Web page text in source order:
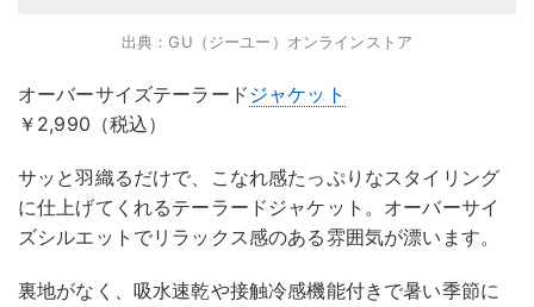
出典：GU（ジーユー）オンラインストア
オーバーサイズテーラード ジャケット
￥2,990（税込）
サッと羽織るだけで、こなれ感たっぷりなスタイリング
に仕上げてくれるテーラードジャケット。オーバーサイ
ズシルエットでリラックス感のある雰囲気が漂います。
裏地がなく、吸水速乾や接触冷感機能付きで暑い季節に